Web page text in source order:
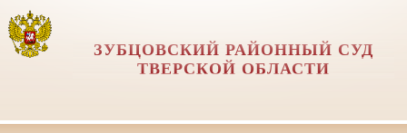
ЗУБЦОВСКИЙ РАЙОННЫЙ СУД
ТВЕРСКОЙ ОБЛАСТИ